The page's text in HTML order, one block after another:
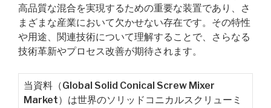
高品質な混合を実現するための重要な装置であり、さ
まざまな産業において欠かせない存在です。その特性
や用途、関連技術について理解することで、さらなる
技術革新やプロセス改善が期待されます。
当資料（Global Solid Conical Screw Mixer
Market）は世界のソリッドコニカルスクリューミ